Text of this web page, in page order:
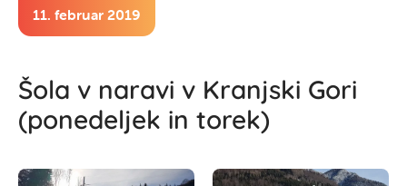
11. februar 2019
Šola v naravi v Kranjski Gori
(ponedeljek in torek)